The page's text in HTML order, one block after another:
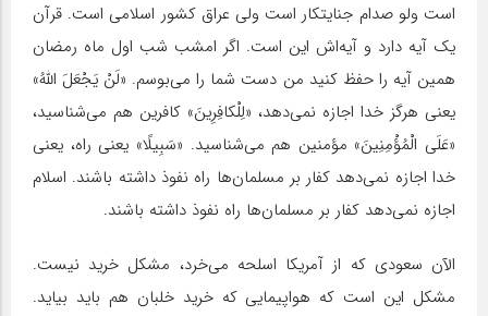
است ولو صدام جنایتکار است ولی عراق کشور اسلامی است. قرآن
یک آیه دارد و آیه‌اش این است. اگر امشب شب اول ماه رمضان
همین آیه را حفظ کنید من دست شما را می‌بوسم. «لَنْ یَجْعَلَ اللَّهُ»
یعنی هرگز خدا اجازه نمی‌دهد، «لِلْکافِرِینَ» کافرین هم می‌شناسید،‏
«عَلَى الْمُؤْمِنِینَ» مؤمنین هم می‌شناسید. «سَبِیلًا» یعنی راه، یعنی
خدا اجازه نمی‌دهد کفار بر مسلمان‌ها راه نفوذ داشته باشند. اسلام
اجازه نمی‌دهد کفار بر مسلمان‌ها راه نفوذ داشته باشند.
الآن سعودی که از آمریکا اسلحه می‌خرد، مشکل خرید نیست.
مشکل این است که هواپیمایی که خرید خلبان هم باید بیاید.